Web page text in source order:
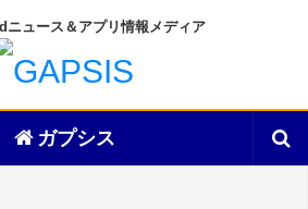
ュース＆アプリ情報メディア
ガプシス